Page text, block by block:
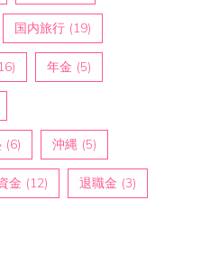
国内旅行 (19)
年金 (5)
(6) 沖縄 (5)
金 (12) 退職金 (3)